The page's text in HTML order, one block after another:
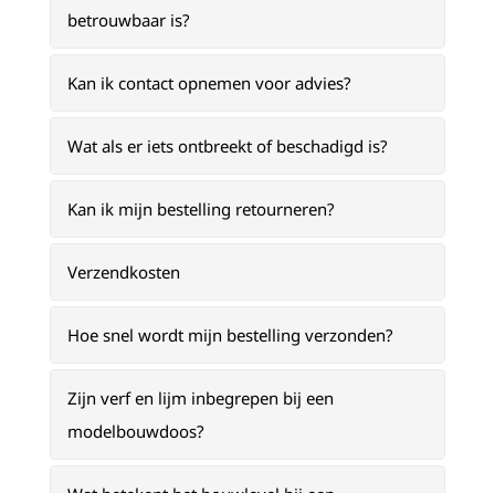
betrouwbaar is?
Kan ik contact opnemen voor advies?
Wat als er iets ontbreekt of beschadigd is?
Kan ik mijn bestelling retourneren?
Verzendkosten
Hoe snel wordt mijn bestelling verzonden?
Zijn verf en lijm inbegrepen bij een
modelbouwdoos?